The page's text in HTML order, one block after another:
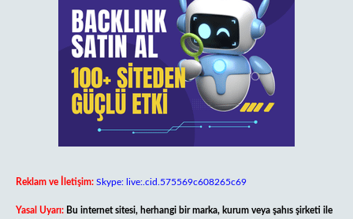
Reklam ve İletişim: Skype: live:.cid.575569c608265c69
Yasal Uyarı: Bu internet sitesi, herhangi bir marka, kurum veya şahıs şirketi ile